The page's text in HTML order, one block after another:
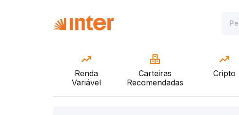
Renda
Variável
Carteiras
Recomendadas
Cripto